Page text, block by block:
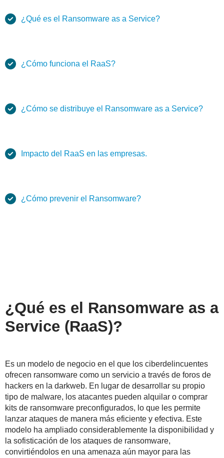
¿Qué es el Ransomware as a Service?
¿Cómo funciona el RaaS?
¿Cómo se distribuye el Ransomware as a Service?
Impacto del RaaS en las empresas.
¿Cómo prevenir el Ransomware?
¿Qué es el Ransomware as a
Service (RaaS)?
Es un modelo de negocio en el que los ciberdelincuentes
ofrecen ransomware como un servicio a través de foros de
hackers en la darkweb. En lugar de desarrollar su propio
tipo de malware, los atacantes pueden alquilar o comprar
kits de ransomware preconfigurados, lo que les permite
lanzar ataques de manera más eficiente y efectiva. Este
modelo ha ampliado considerablemente la disponibilidad y
la sofisticación de los ataques de ransomware,
convirtiéndolos en una amenaza aún mayor para las